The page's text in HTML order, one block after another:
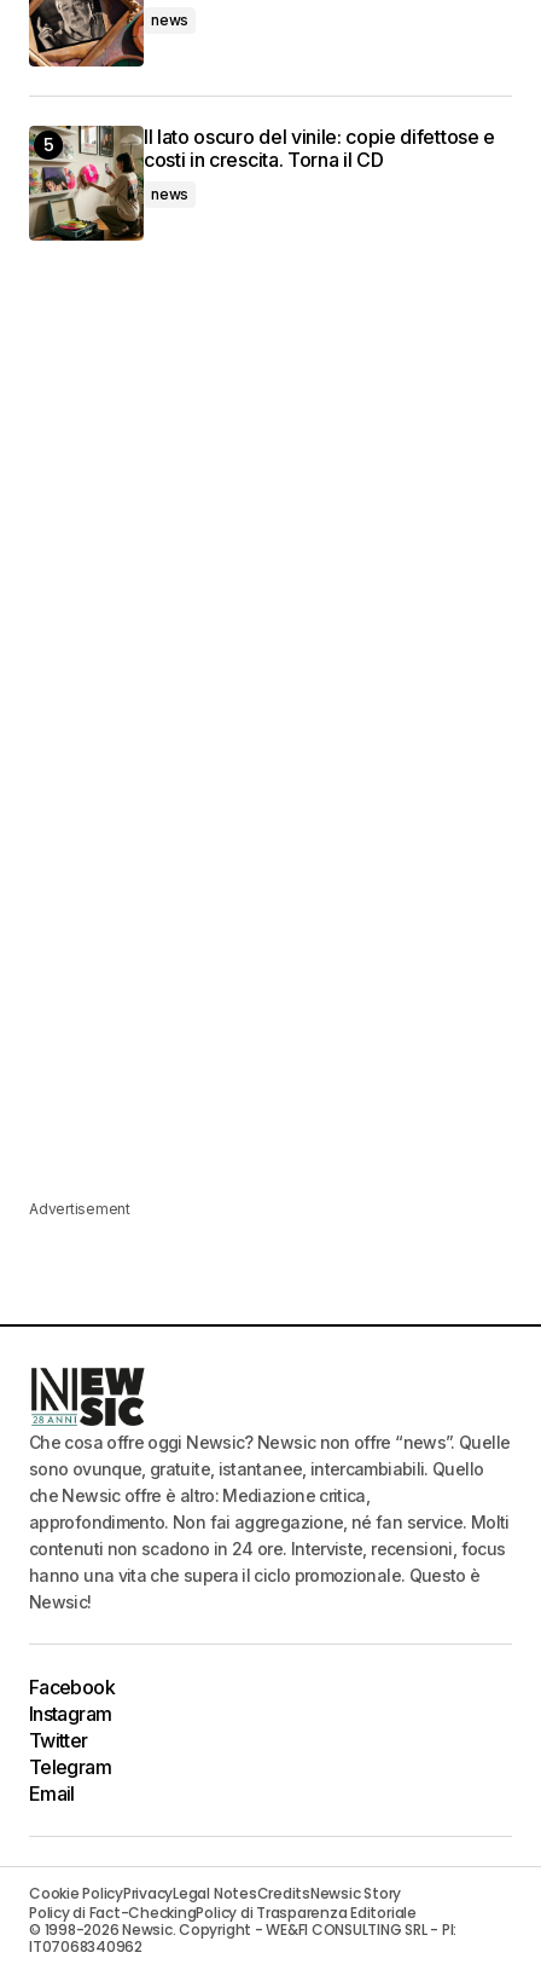
news
Il lato oscuro del vinile: copie difettose e
costi in crescita. Torna il CD
news
Advertisement
Che cosa offre oggi Newsic? Newsic non offre “news”. Quelle
sono ovunque, gratuite, istantanee, intercambiabili. Quello
che Newsic offre è altro: Mediazione critica,
approfondimento. Non fai aggregazione, né fan service. Molti
contenuti non scadono in 24 ore. Interviste, recensioni, focus
hanno una vita che supera il ciclo promozionale. Questo è
Newsic!
Facebook
Instagram
Twitter
Telegram
Email
Cookie PolicyPrivacyLegal NotesCreditsNewsic Story
Policy di Fact-CheckingPolicy di Trasparenza Editoriale
© 1998-2026 Newsic. Copyright - WE&FI CONSULTING SRL - PI:
IT07068340962